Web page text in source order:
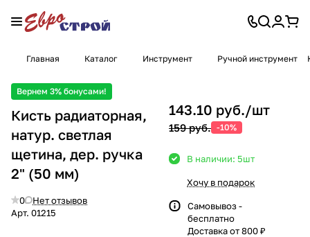
Главная Каталог Инструмент Ручной инструмент
Вернем 3% бонусами!
Кисть радиаторная,
натур. светлая
щетина, дер. ручка
2" (50 мм)
0
Нет отзывов
Арт. 01215
143.10 руб./шт
159 руб. -10%
В наличии: 5шт
Хочу в подарок
Самовывоз -
бесплатно
Доставка от 800 ₽